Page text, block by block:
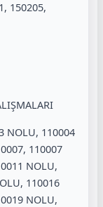
150205,
NOLU, 110004
110007
NOLU,
110016
NOLU,